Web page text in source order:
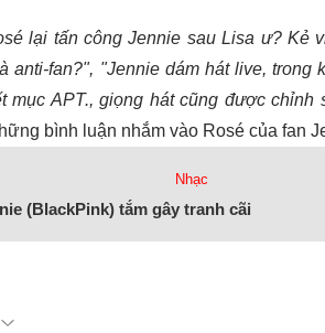
lại tấn công Jennie sau Lisa ư? Kẻ
anti-fan?", "Jennie dám hát live,
mục APT., giọng hát cũng được
bình luận nhắm vào Rosé của fan
Nhạc
(BlackPink) tắm gây tranh cãi